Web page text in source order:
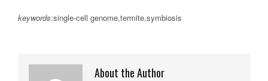
keywords:single-cell genome,termite,symbiosis
About the Author